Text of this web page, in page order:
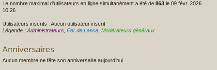
Le nombre maximal d’utilisateurs en ligne simultanément a été de 863 le 09 févr. 2026
10:26
Utilisateurs inscrits : Aucun utilisateur inscrit
Légende : Administrateurs Fer de Lance Modérateurs généraux
Anniversaires
Aucun membre ne fête son anniversaire aujourd’hui.